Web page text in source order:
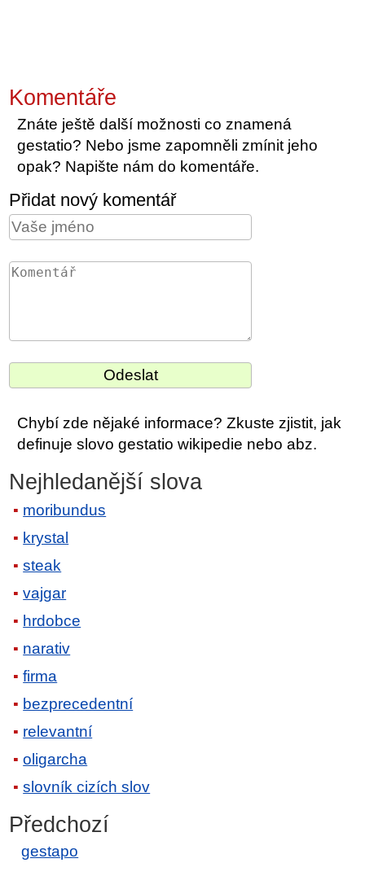
Komentáře
Znáte ještě další možnosti co znamená
gestatio? Nebo jsme zapomněli zmínit jeho
opak? Napište nám do komentáře.
Přidat nový komentář
Chybí zde nějaké informace? Zkuste zjistit, jak
definuje slovo gestatio wikipedie nebo abz.
Nejhledanější slova
moribundus
krystal
steak
vajgar
hrdobce
narativ
firma
bezprecedentní
relevantní
oligarcha
slovník cizích slov
Předchozí
gestapo